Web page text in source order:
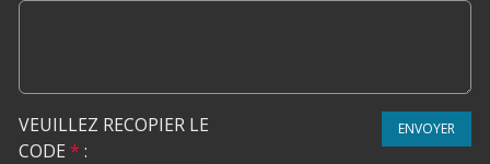
VEUILLEZ RECOPIER LE
CODE * :
ENVOYER